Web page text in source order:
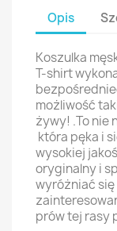
Opis
Koszulka
T-shirt
możliwość
żywy! .To nie
która pęka i
wysokiej
oryginalny i
wyróżniać
prów tej rasy